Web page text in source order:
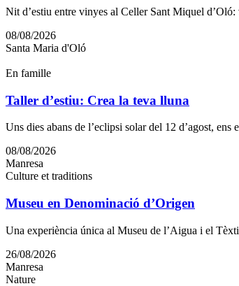
Nit d’estiu entre vinyes al Celler Sant Miquel
08/08/2026
Santa Maria d'Oló
En famille
Taller d’estiu: Crea la teva lluna
Uns dies abans de l’eclipsi solar del 12 d’agost,
08/08/2026
Manresa
Culture et traditions
Museu en Denominació d’Origen
Una experiència única al Museu de l’Aigua i el
26/08/2026
Manresa
Nature